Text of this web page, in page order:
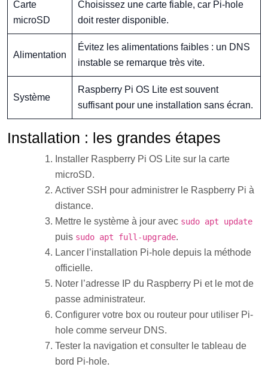
Carte
microSD
Choisissez une carte fiable, car Pi-hole
doit rester disponible.
Alimentation
Évitez les alimentations faibles : un DNS
instable se remarque très vite.
Système
Raspberry Pi OS Lite est souvent
suffisant pour une installation sans écran.
Installation : les grandes étapes
Installer Raspberry Pi OS Lite sur la carte
microSD.
Activer SSH pour administrer le Raspberry Pi à
distance.
Mettre le système à jour avec sudo apt update
puis sudo apt full-upgrade.
Lancer l’installation Pi-hole depuis la méthode
officielle.
Noter l’adresse IP du Raspberry Pi et le mot de
passe administrateur.
Configurer votre box ou routeur pour utiliser Pi-
hole comme serveur DNS.
Tester la navigation et consulter le tableau de
bord Pi-hole.